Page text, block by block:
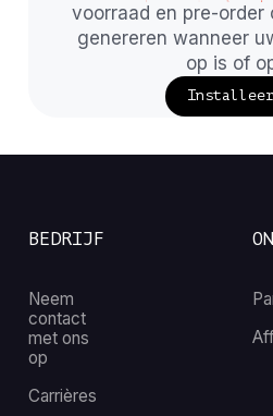
voorraad en pre-order
genereren wanneer
op is of
BEDRIJF
Neem
contact
met ons
op
Carrières